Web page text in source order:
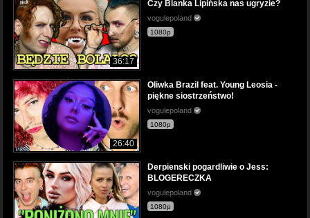
36:17
Czy Blanka Lipińska nas ugryzie?
vogulepoland
1080p
26:40
Oliwka Brazil feat. Young Leosia -
piękne siostrzeństwo!
vogulepoland
1080p
Derpienski pogardliwie o Jess:
BLOGERECZKA
vogulepoland
1080p